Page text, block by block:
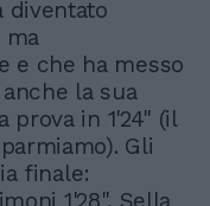
diventato
ma
e che ha messo
la sua
prova in 1'24" (il
Gli
finale: